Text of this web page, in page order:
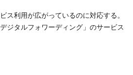
ス利用が広がっているのに対応する。
ジタルフォワーディング」のサービス